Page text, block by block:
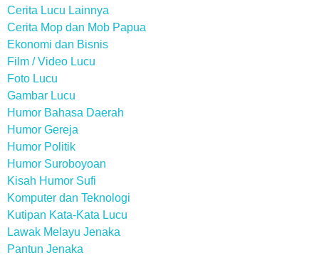
Cerita Lucu Lainnya
Cerita Mop dan Mob Papua
Ekonomi dan Bisnis
Film / Video Lucu
Foto Lucu
Gambar Lucu
Humor Bahasa Daerah
Humor Gereja
Humor Politik
Humor Suroboyoan
Kisah Humor Sufi
Komputer dan Teknologi
Kutipan Kata-Kata Lucu
Lawak Melayu Jenaka
Pantun Jenaka